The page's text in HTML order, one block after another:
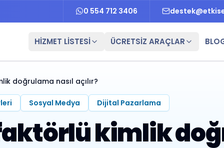
0 554 712 3406
HİZMET LİSTESİ ÜCRETSİZ ARAÇLAR
doğrulama nasıl açılır?
Sosyal Medya Dijital Pazarlama